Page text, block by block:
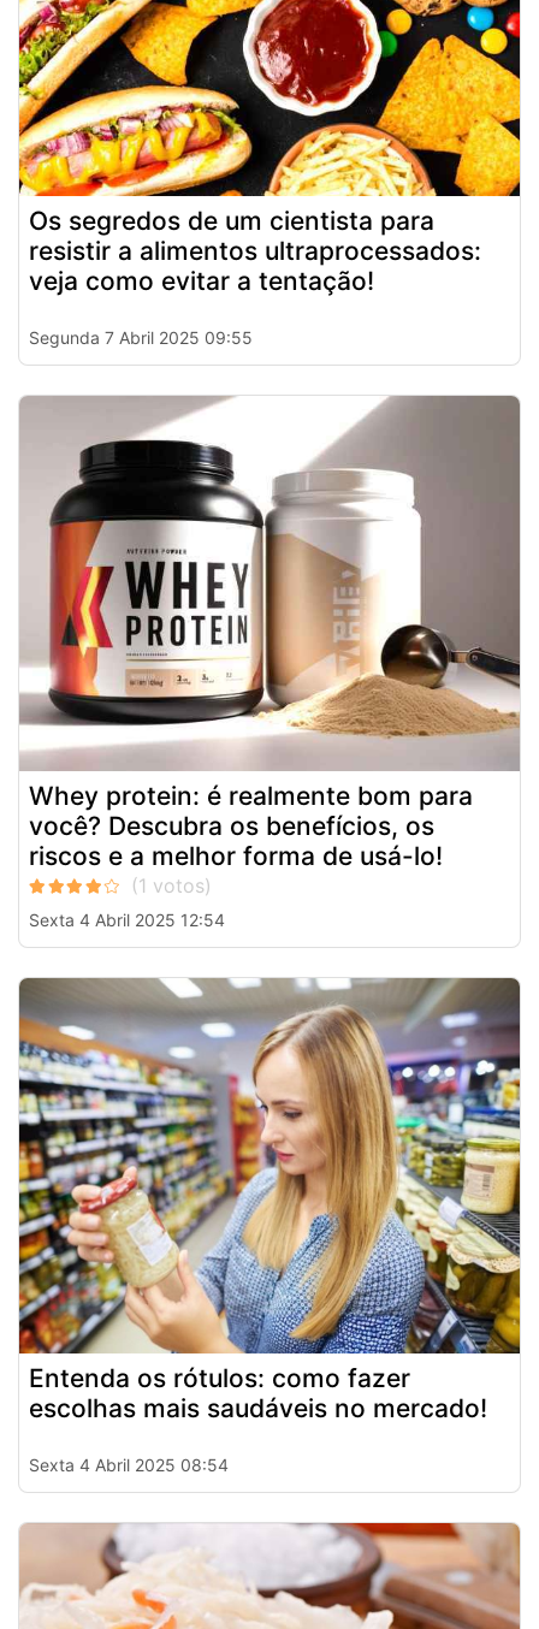
Os segredos de um cientista para
resistir a alimentos ultraprocessados:
veja como evitar a tentação!
Segunda 7 Abril 2025 09:55
Whey protein: é realmente bom para
você? Descubra os benefícios, os
riscos e a melhor forma de usá-lo!
Sexta 4 Abril 2025 12:54
Entenda os rótulos: como fazer
escolhas mais saudáveis no mercado!
Sexta 4 Abril 2025 08:54